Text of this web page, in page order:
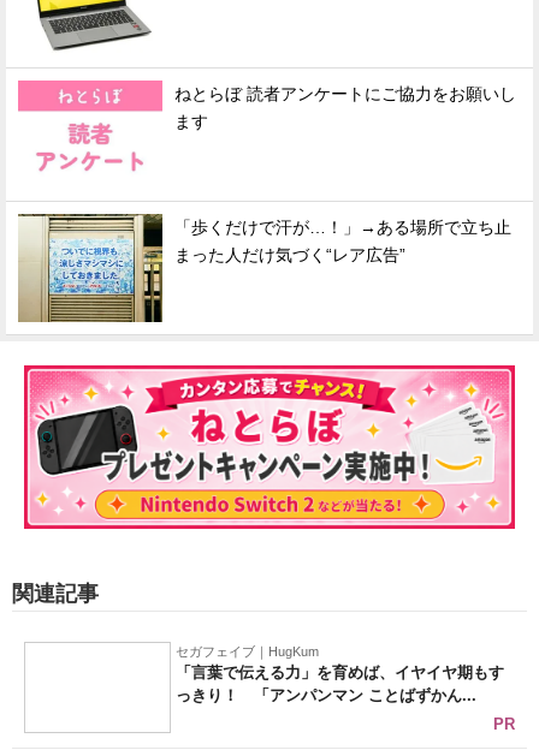
ねとらぼ 読者アンケートにご協力をお願いし
ます
「歩くだけで汗が…！」→ある場所で立ち止
まった人だけ気づく“レア広告”
関連記事
セガフェイブ｜HugKum
「言葉で伝える力」を育めば、イヤイヤ期もす
っきり！ 「アンパンマン ことばずかん...
PR